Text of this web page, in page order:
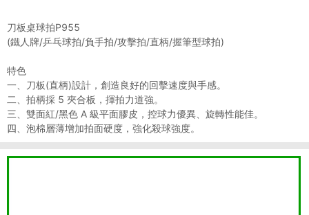
刀板桌球拍P955
(鐵人牌/乒乓球拍/負手拍/攻擊拍/直柄/握筆型球拍)
特色
一、刀板(直柄)設計，創造良好的回擊速度與手感。
二、拍柄採 5 夾合板，揮拍力道強。
三、雙面紅/黑色 A 級平面膠皮，控球力優異、旋轉性能佳。
四、泡棉層薄增加拍面硬度，強化殺球強度。